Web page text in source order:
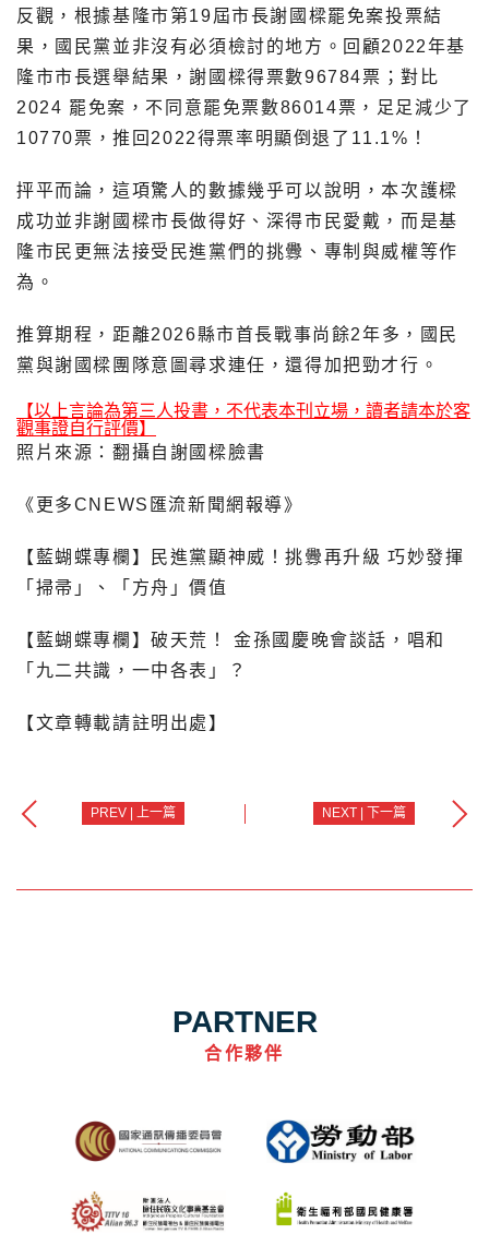
反觀，根據基隆市第19屆市長謝國樑罷免案投票結
果，國民黨並非沒有必須檢討的地方。回顧2022年基
隆市市長選舉結果，謝國樑得票數96784票；對比
2024 罷免案，不同意罷免票數86014票，足足減少了
10770票，推回2022得票率明顯倒退了11.1%！
抨平而論，這項驚人的數據幾乎可以說明，本次護樑
成功並非謝國樑市長做得好、深得市民愛戴，而是基
隆市民更無法接受民進黨們的挑釁、專制與威權等作
為。
推算期程，距離2026縣市首長戰事尚餘2年多，國民
黨與謝國樑團隊意圖尋求連任，還得加把勁才行。
【以上言論為第三人投書，不代表本刊立場，讀者請本於客
觀事證自行評價】
照片來源：翻攝自謝國樑臉書
《更多CNEWS匯流新聞網報導》
【藍蝴蝶專欄】民進黨顯神威！挑釁再升級 巧妙發揮
「掃帚」、「方舟」價值
【藍蝴蝶專欄】破天荒！ 金孫國慶晚會談話，唱和
「九二共識，一中各表」？
【文章轉載請註明出處】
PREV | 上一篇 NEXT | 下一篇
PARTNER
合作夥伴